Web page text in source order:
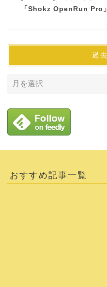
「Shokz OpenRun Pro
過
おすすめ記事一覧